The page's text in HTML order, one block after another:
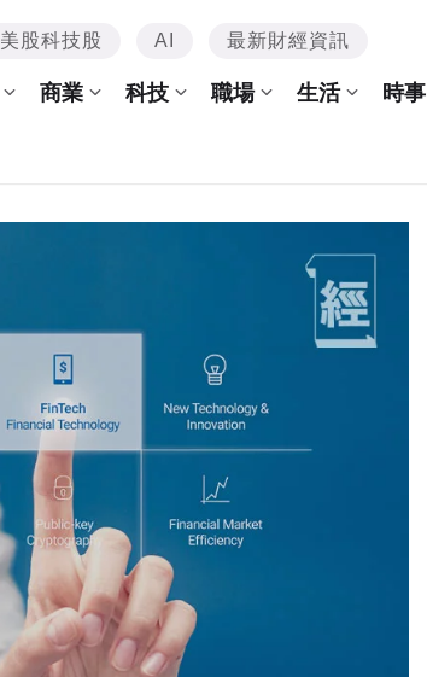
美股科技股 AI 最新財經資訊
商業 科技 職場 生活 時事